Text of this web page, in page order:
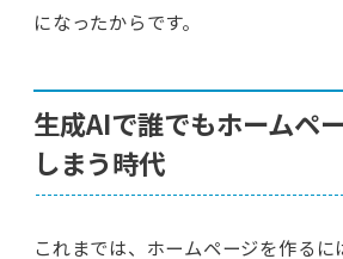
になったからです。
生成AIで誰でもホームペ
しまう時代
これまでは、ホームページを作る